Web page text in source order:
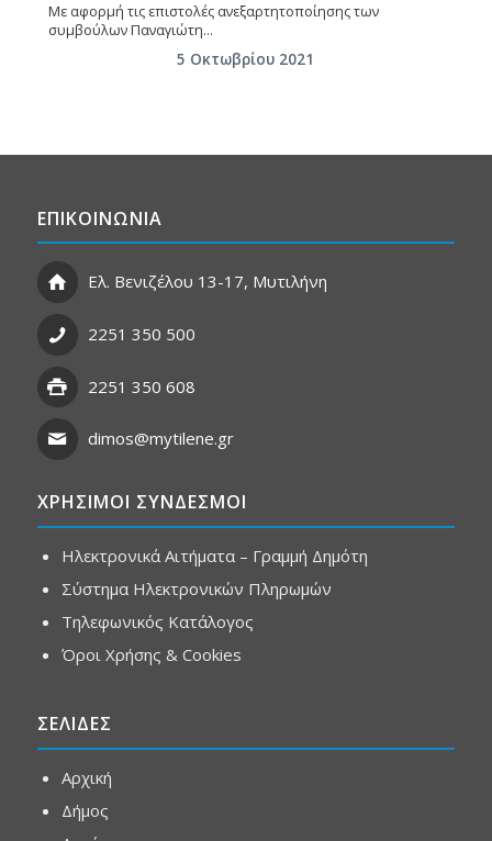
Με αφορμή τις επιστολές ανεξαρτητοποίησης των
συμβούλων Παναγιώτη…
5 Οκτωβρίου 2021
ΕΠΙΚΟΙΝΩΝΙΑ
Ελ. Βενιζέλου 13-17, Μυτιλήνη
2251 350 500
2251 350 608
dimos@mytilene.gr
ΧΡΗΣΙΜΟΙ ΣΥΝΔΕΣΜΟΙ
Ηλεκτρονικά Αιτήματα – Γραμμή Δημότη
Σύστημα Ηλεκτρονικών Πληρωμών
Τηλεφωνικός Κατάλογος
Όροι Χρήσης & Cookies
ΣΕΛΙΔΕΣ
Αρχική
Δήμος